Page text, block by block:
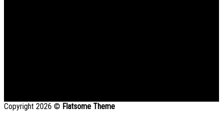
Copyright 2026 © Flatsome Theme